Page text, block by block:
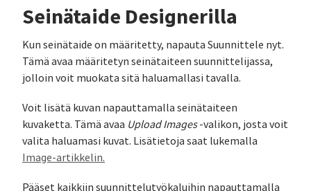
Seinätaide Designerilla
Kun seinätaide on määritetty, napauta Suunnittele nyt.
Tämä avaa määritetyn seinätaiteen suunnittelijassa,
jolloin voit muokata sitä haluamallasi tavalla.
Voit lisätä kuvan napauttamalla seinätaiteen
kuvaketta. Tämä avaa Upload Images-valikon, josta voit
valita haluamasi kuvat. Lisätietoja saat lukemalla
Image-artikkelin.
Pääset kaikkiin suunnittelutyökaluihin napauttamalla